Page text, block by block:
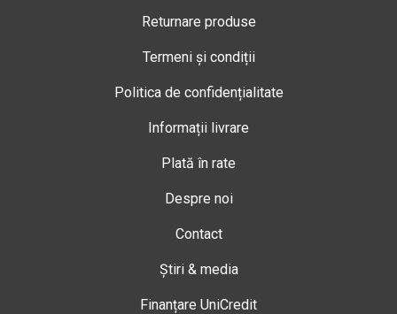
Returnare produse
Termeni și condiții
Politica de confidențialitate
Informații livrare
Plată în rate
Despre noi
Contact
Știri & media
Finanțare UniCredit